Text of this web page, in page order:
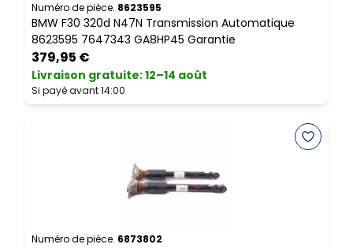
Numéro de pièce. 8623595
BMW F30 320d N47N Transmission Automatique
8623595 7647343 GA8HP45 Garantie
379,95 €
Livraison gratuite:12–14 août
Si payé avant 14:00
Numéro de pièce. 6873802